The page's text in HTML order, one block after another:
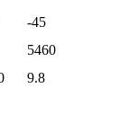
-45
5460
9.8